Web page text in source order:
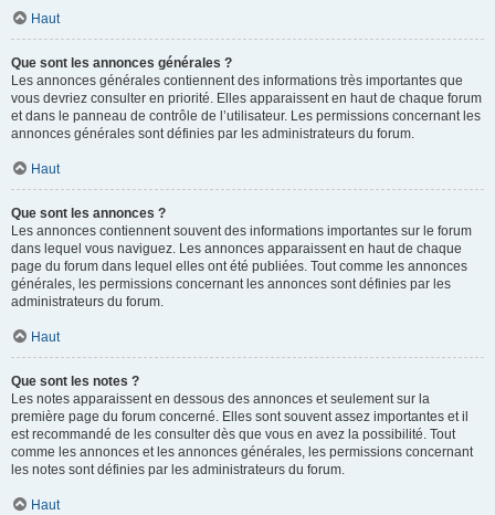
Haut
Que sont les annonces générales ?
Les annonces générales contiennent des informations très importantes que
vous devriez consulter en priorité. Elles apparaissent en haut de chaque forum
et dans le panneau de contrôle de l’utilisateur. Les permissions concernant les
annonces générales sont définies par les administrateurs du forum.
Haut
Que sont les annonces ?
Les annonces contiennent souvent des informations importantes sur le forum
dans lequel vous naviguez. Les annonces apparaissent en haut de chaque
page du forum dans lequel elles ont été publiées. Tout comme les annonces
générales, les permissions concernant les annonces sont définies par les
administrateurs du forum.
Haut
Que sont les notes ?
Les notes apparaissent en dessous des annonces et seulement sur la
première page du forum concerné. Elles sont souvent assez importantes et il
est recommandé de les consulter dès que vous en avez la possibilité. Tout
comme les annonces et les annonces générales, les permissions concernant
les notes sont définies par les administrateurs du forum.
Haut